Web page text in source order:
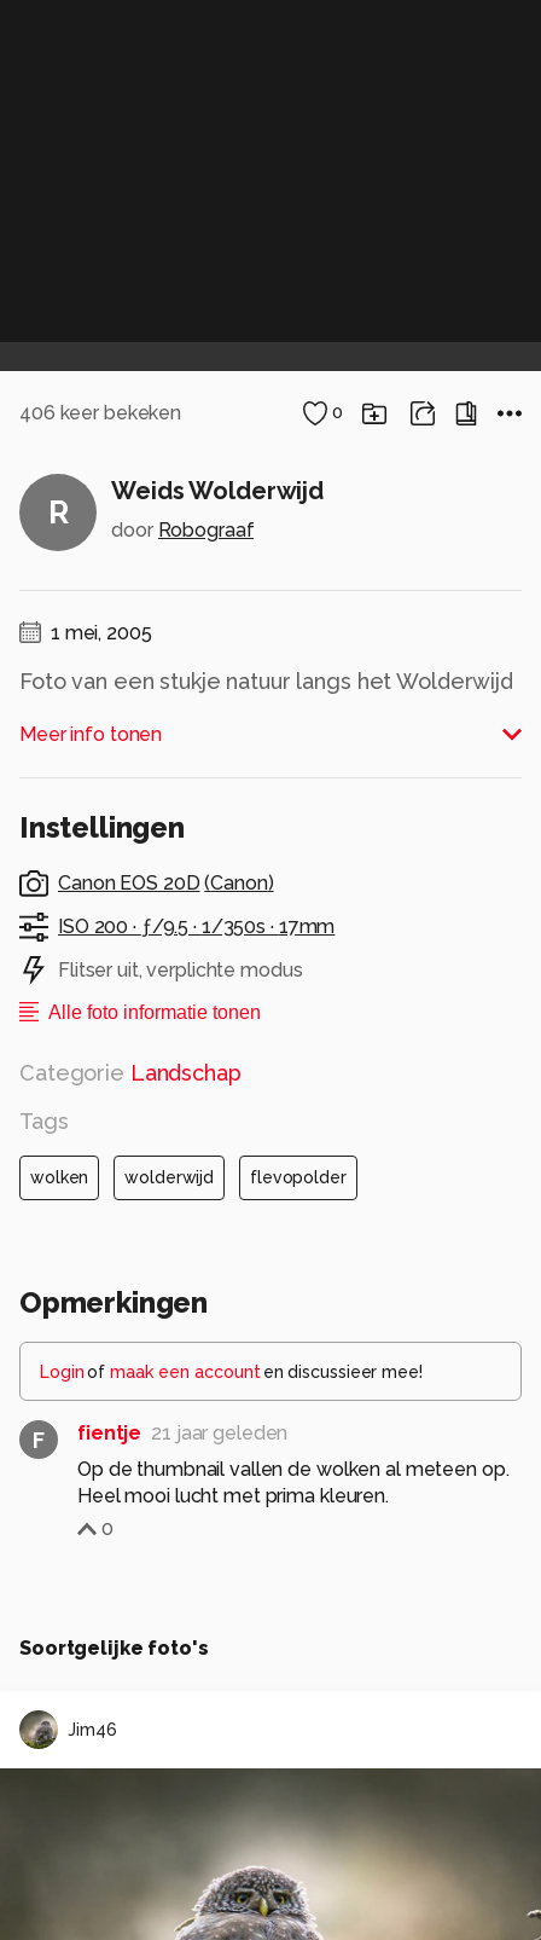
406 keer bekeken 0
R
Weids Wolderwijd
door Robograaf
1 mei, 2005
Foto van een stukje natuur langs het Wolderwijd
lopen evenwijdig aan de richting van de
randmeren.
Alle rechten voorbehouden
Meer info tonen
Instellingen
Canon EOS 20D (Canon)
ISO 200 · ƒ/9.5 · 1/350s · 17mm
Flitser uit, verplichte modus
Alle foto informatie tonen
Categorie Landschap
Tags
wolken wolderwijd flevopolder
Opmerkingen
Loginof maak een account en discussieer mee!
F fientje 21 jaar geleden
Op de thumbnail vallen de wolken al meteen op.
Heel mooi lucht met prima kleuren.
0
Soortgelijke foto's
Jim46